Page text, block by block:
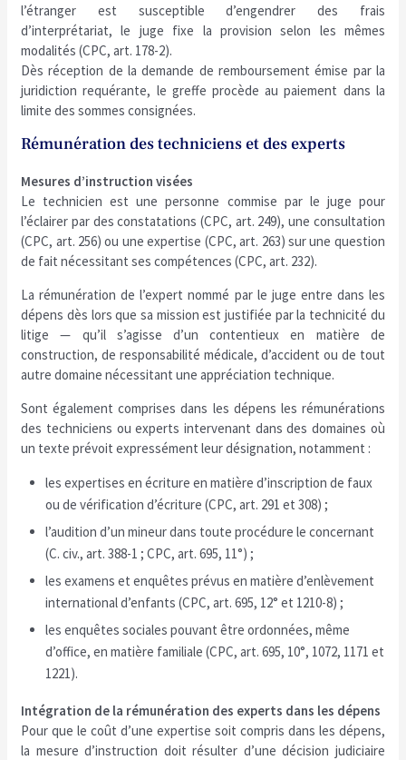
l’étranger est susceptible d’engendrer des frais
d’interprétariat, le juge fixe la provision selon les mêmes
modalités (CPC, art. 178-2).
Dès réception de la demande de remboursement émise par la
juridiction requérante, le greffe procède au paiement dans la
limite des sommes consignées.
Rémunération des techniciens et des experts
Mesures d’instruction visées
Le technicien est une personne commise par le juge pour
l’éclairer par des constatations (CPC, art. 249), une consultation
(CPC, art. 256) ou une expertise (CPC, art. 263) sur une question
de fait nécessitant ses compétences (CPC, art. 232).
La rémunération de l’expert nommé par le juge entre dans les
dépens dès lors que sa mission est justifiée par la technicité du
litige — qu’il s’agisse d’un contentieux en matière de
construction, de responsabilité médicale, d’accident ou de tout
autre domaine nécessitant une appréciation technique.
Sont également comprises dans les dépens les rémunérations
des techniciens ou experts intervenant dans des domaines où
un texte prévoit expressément leur désignation, notamment :
les expertises en écriture en matière d’inscription de faux
ou de vérification d’écriture (CPC, art. 291 et 308) ;
l’audition d’un mineur dans toute procédure le concernant
(C. civ., art. 388-1 ; CPC, art. 695, 11°) ;
les examens et enquêtes prévus en matière d’enlèvement
international d’enfants (CPC, art. 695, 12° et 1210-8) ;
les enquêtes sociales pouvant être ordonnées, même
d’office, en matière familiale (CPC, art. 695, 10°, 1072, 1171 et
1221).
Intégration de la rémunération des experts dans les dépens
Pour que le coût d’une expertise soit compris dans les dépens,
la mesure d’instruction doit résulter d’une décision judiciaire